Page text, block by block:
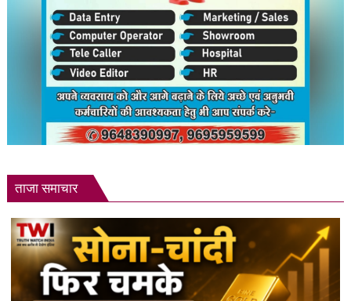
ताजा समाचार